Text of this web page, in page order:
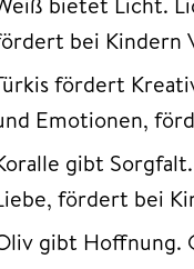
bei Kindern
fördert
Emotionen,
gibt
fördert bei
gibt Hoffnung.